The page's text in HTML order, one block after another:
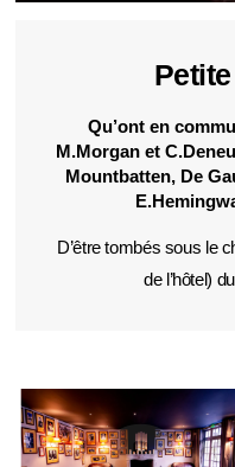
Qu’ont en
M.Morgan et
Mountbatten, De
D’être tombés sous le
de l’hôtel)